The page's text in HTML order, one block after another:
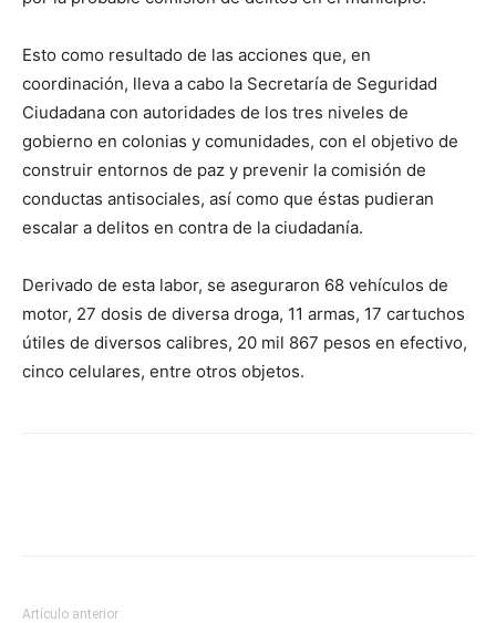
Esto como resultado de las acciones que, en
coordinación, lleva a cabo la Secretaría de Seguridad
Ciudadana con autoridades de los tres niveles de
gobierno en colonias y comunidades, con el objetivo de
construir entornos de paz y prevenir la comisión de
conductas antisociales, así como que éstas pudieran
escalar a delitos en contra de la ciudadanía.
Derivado de esta labor, se aseguraron 68 vehículos de
motor, 27 dosis de diversa droga, 11 armas, 17 cartuchos
útiles de diversos calibres, 20 mil 867 pesos en efectivo,
cinco celulares, entre otros objetos.
Artículo anterior